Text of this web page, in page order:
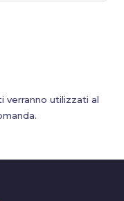
verranno utilizzati al